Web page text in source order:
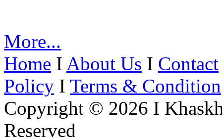
More...
Home I About Us I Contact
Policy I Terms & Condition
Copyright © 2026 I
Reserved